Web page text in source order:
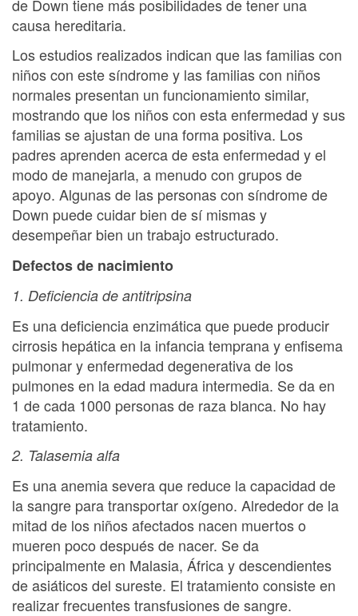
de Down tiene más posibilidades de tener una
causa hereditaria.
Los estudios realizados indican que las familias con
niños con este síndrome y las familias con niños
normales presentan un funcionamiento similar,
mostrando que los niños con esta enfermedad y sus
familias se ajustan de una forma positiva. Los
padres aprenden acerca de esta enfermedad y el
modo de manejarla, a menudo con grupos de
apoyo. Algunas de las personas con síndrome de
Down puede cuidar bien de sí mismas y
desempeñar bien un trabajo estructurado.
Defectos de nacimiento
1. Deficiencia de antitripsina
Es una deficiencia enzimática que puede producir
cirrosis hepática en la infancia temprana y enfisema
pulmonar y enfermedad degenerativa de los
pulmones en la edad madura intermedia. Se da en
1 de cada 1000 personas de raza blanca. No hay
tratamiento.
2. Talasemia alfa
Es una anemia severa que reduce la capacidad de
la sangre para transportar oxígeno. Alrededor de la
mitad de los niños afectados nacen muertos o
mueren poco después de nacer. Se da
principalmente en Malasia, África y descendientes
de asiáticos del sureste. El tratamiento consiste en
realizar frecuentes transfusiones de sangre.